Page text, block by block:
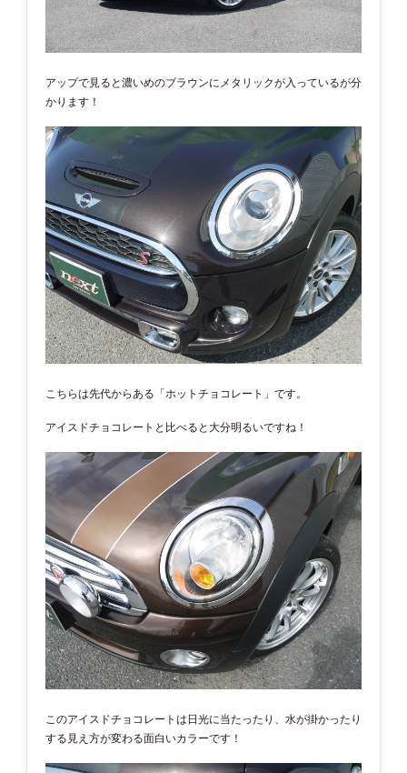
アップで見ると濃いめのブラウンにメタリックが入っているが分
かります！
こちらは先代からある「ホットチョコレート」です。
アイスドチョコレートと比べると大分明るいですね！
このアイスドチョコレートは日光に当たったり、水が掛かったり
する見え方が変わる面白いカラーです！